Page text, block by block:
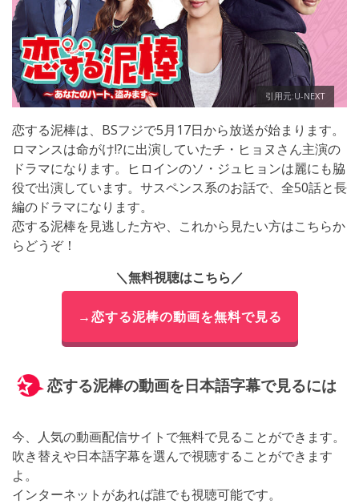
引用元:U-NEXT
恋する泥棒は、BSフジで5月17日から放送が始まります。
ロマンスは命がけ!?に出演していたチ・ヒョヌさん主演の
ドラマになります。ヒロインのソ・ジュヒョンは麗にも脇
役で出演しています。サスペンス系のお話で、全50話と長
編のドラマになります。
恋する泥棒を見逃した方や、これから見たい方はこちらか
らどうぞ！
＼無料視聴はこちら／
→恋する泥棒の動画を無料で見る
恋する泥棒の動画を日本語字幕で見るには
今、人気の動画配信サイトで無料で見ることができます。
吹き替えや日本語字幕を選んで視聴することができます
よ。
インターネットがあれば誰でも視聴可能です。